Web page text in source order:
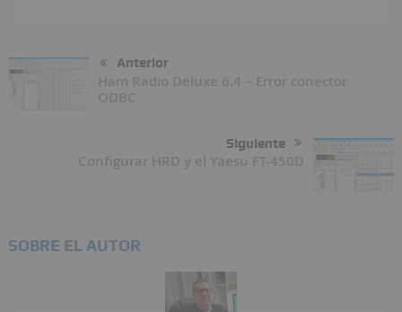
Anterior
Ham Radio Deluxe 6.4 – Error conector
ODBC
Siguiente
Configurar HRD y el Yaesu FT-450D
SOBRE EL AUTOR